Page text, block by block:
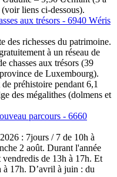
liens ci-dessous).
aux trésors - 6940 Wéris
des richesses du patrimoine.
à un réseau de
chasses aux trésors (39
de Luxembourg).
préhistoire pendant 6,1
des mégalithes (dolmens et
parcours - 6660
: 7jours / 7 de 10h à
2 août. Durant l'année
de 13h à 17h. Et
à 17h. D’avril à juin : du